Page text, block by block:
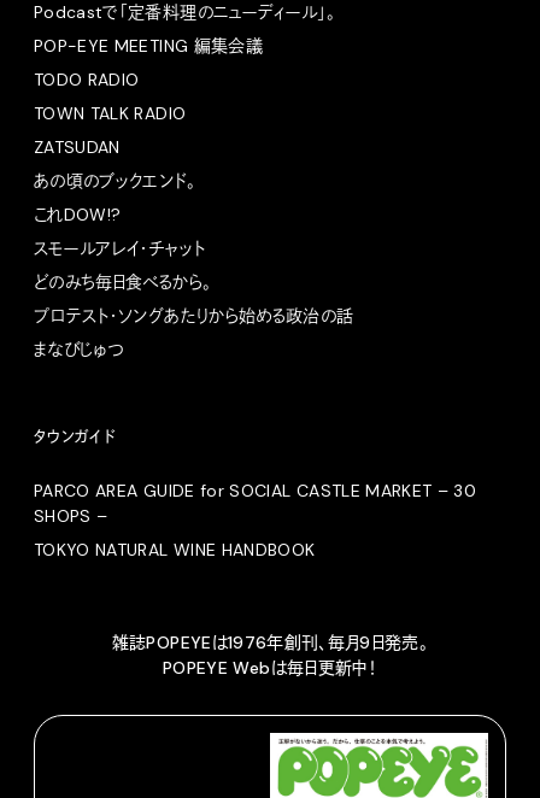
Podcastで「定番料理のニューディール」。
POP-EYE MEETING 編集会議
TODO RADIO
TOWN TALK RADIO
ZATSUDAN
あの頃のブックエンド。
これDOW!?
スモールアレイ・チャット
どのみち毎日食べるから。
プロテスト・ソングあたりから始める政治の話
まなびじゅつ
タウンガイド
PARCO AREA GUIDE for SOCIAL CASTLE MARKET – 30
SHOPS –
TOKYO NATURAL WINE HANDBOOK
雑誌POPEYEは1976年創刊、毎月9日発売。
POPEYE Webは毎日更新中！